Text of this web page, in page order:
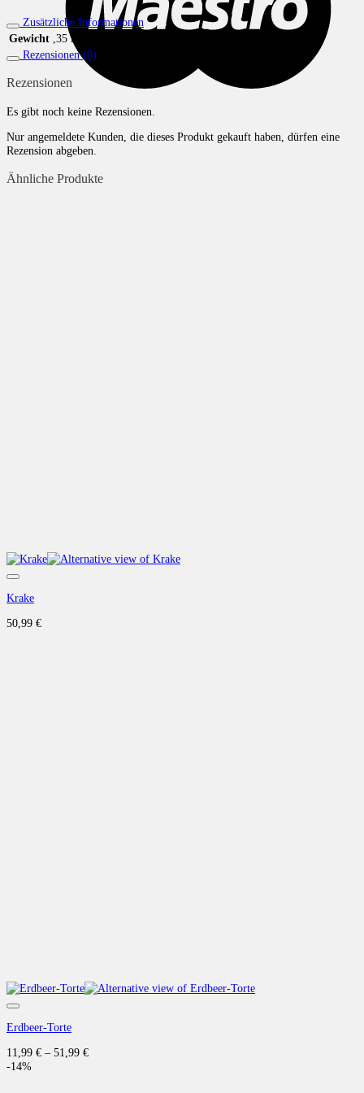
Zusätzliche Informationen
Gewicht ,35 kg
Rezensionen (0)
Rezensionen
Es gibt noch keine Rezensionen.
Nur angemeldete Kunden, die dieses Produkt gekauft haben, dürfen eine
Rezension abgeben.
Ähnliche Produkte
Krake
50,99 €
Erdbeer-Torte
11,99 € – 51,99 €
-14%